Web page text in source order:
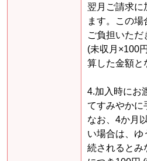
翌月ご請求に
ます。この場
ご負担いただ
(未収月×100
算した金額と
4.加入時にお
てすみやかに
なお、4か月
い場合は、ゆ
続されるとみ